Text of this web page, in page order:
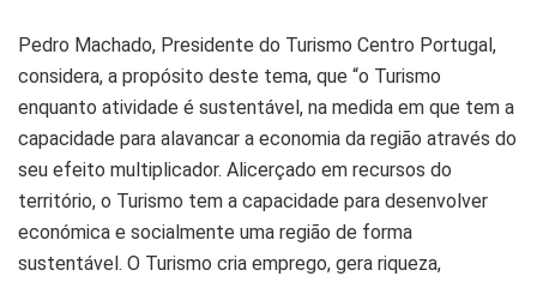
Pedro Machado, Presidente do Turismo Centro Portugal,
considera, a propósito deste tema, que “o Turismo
enquanto atividade é sustentável, na medida em que tem a
capacidade para alavancar a economia da região através do
seu efeito multiplicador. Alicerçado em recursos do
território, o Turismo tem a capacidade para desenvolver
económica e socialmente uma região de forma
sustentável. O Turismo cria emprego, gera riqueza,